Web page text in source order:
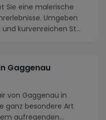
Sie eine malerische
Umgeben
kurvenreichen St...
Gaggenau
von Gaggenau in
ganz besondere Art
aufregenden